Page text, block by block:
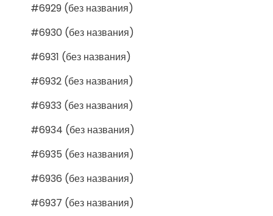
#6929 (без названия)
#6930 (без названия)
#6931 (без названия)
#6932 (без названия)
#6933 (без названия)
#6934 (без названия)
#6935 (без названия)
#6936 (без названия)
#6937 (без названия)